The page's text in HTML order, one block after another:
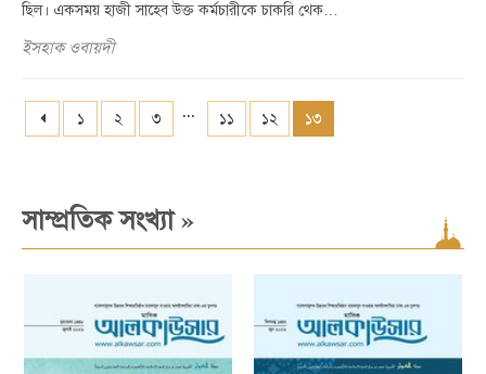
ছিল। একসময় হাজী সাহেব উক্ত কর্মচারীকে চাকরি থেক…
ইসহাক ওবায়দী
১ ২ ৩ ... ১১ ১২ ১৩
সাম্প্রতিক সংখ্যা»